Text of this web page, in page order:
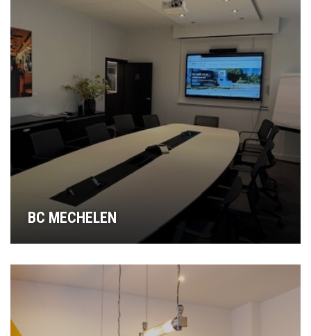
BC MECHELEN